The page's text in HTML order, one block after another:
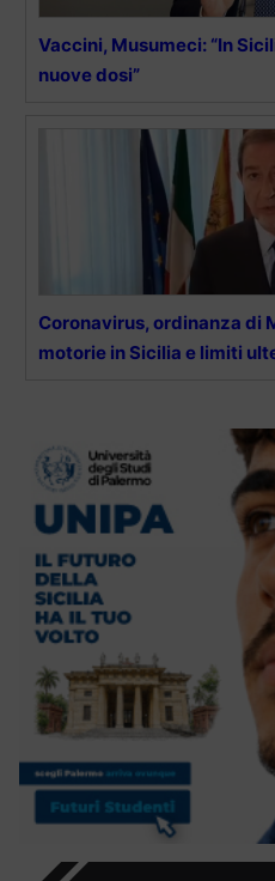
Vaccini, Musumeci: “In
nuove dosi”
Coronavirus, ordinanza di
motorie in Sicilia e limiti